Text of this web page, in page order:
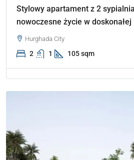
Stylowy apartament z 2
nowoczesne życie w
Hurghada City
2 1 105 sqm